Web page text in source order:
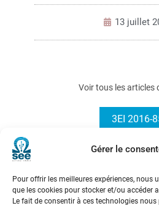
Gérer le
Pour offrir les meilleures expériences, nous
que les cookies pour stocker et/ou accéder
Le fait de consentir à ces technologies
13 juillet
Voir tous les articles
3EI 2016-